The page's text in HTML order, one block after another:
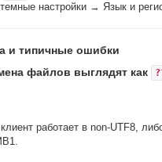
настройки → Язык и
и типичные ошибки
файлов выглядят как
работает в non-UTF8,